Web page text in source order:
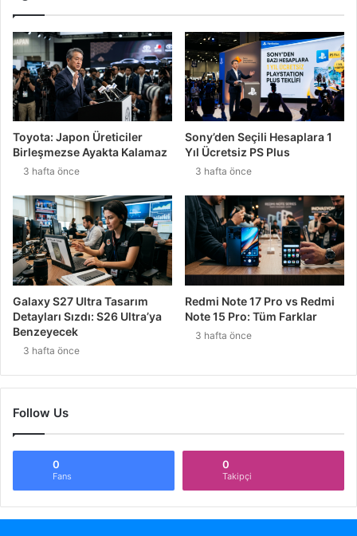
Toyota: Japon Üreticiler
Birleşmezse Ayakta Kalamaz
3 hafta önce
Sony’den Seçili Hesaplara 1
Yıl Ücretsiz PS Plus
3 hafta önce
Galaxy S27 Ultra Tasarım
Detayları Sızdı: S26 Ultra’ya
Benzeyecek
3 hafta önce
Redmi Note 17 Pro vs Redmi
Note 15 Pro: Tüm Farklar
3 hafta önce
Follow Us
0
Fans
0
Takipçi